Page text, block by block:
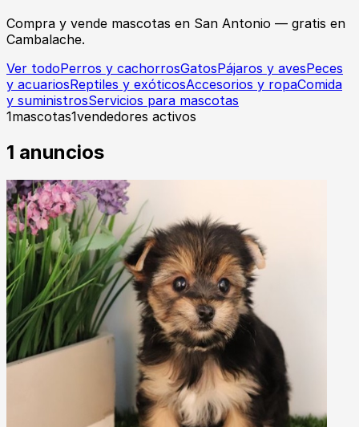
Compra y vende mascotas en San Antonio — gratis en
Cambalache.
Ver todoPerros y cachorrosGatosPájaros y avesPeces
y acuariosReptiles y exóticosAccesorios y ropaComida
y suministrosServicios para mascotas
1mascotas1vendedores activos
1 anuncios